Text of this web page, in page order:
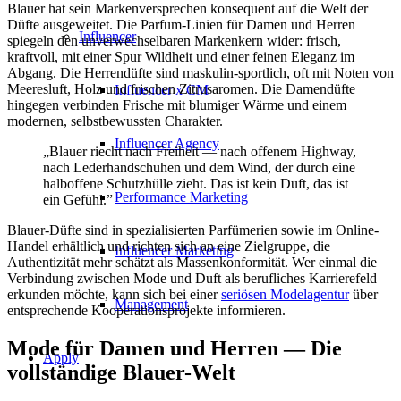
Influencer
Influencer x CM
Influencer Agency
Performance Marketing
Influencer Marketing
Management
Apply
Blauer hat sein Markenversprechen konsequent auf die Welt der
Düfte ausgeweitet. Die Parfum-Linien für Damen und Herren
spiegeln den unverwechselbaren Markenkern wider: frisch,
kraftvoll, mit einer Spur Wildheit und einer feinen Eleganz im
Abgang. Die Herrendüfte sind maskulin-sportlich, oft mit Noten von
Meeresluft, Holz und frischen Zitrusaromen. Die Damendüfte
hingegen verbinden Frische mit blumiger Wärme und einem
modernen, selbstbewussten Charakter.
„Blauer riecht nach Freiheit — nach offenem Highway,
nach Lederhandschuhen und dem Wind, der durch eine
halboffene Schutzhülle zieht. Das ist kein Duft, das ist
ein Gefühl.”
Blauer-Düfte sind in spezialisierten Parfümerien sowie im Online-
Handel erhältlich und richten sich an eine Zielgruppe, die
Authentizität mehr schätzt als Massenkonformität. Wer einmal die
Verbindung zwischen Mode und Duft als berufliches Karrierefeld
erkunden möchte, kann sich bei einerseriösen Modelagenturüber
entsprechende Kooperationsprojekte informieren.
Mode für Damen und Herren — Die
vollständige Blauer-Welt